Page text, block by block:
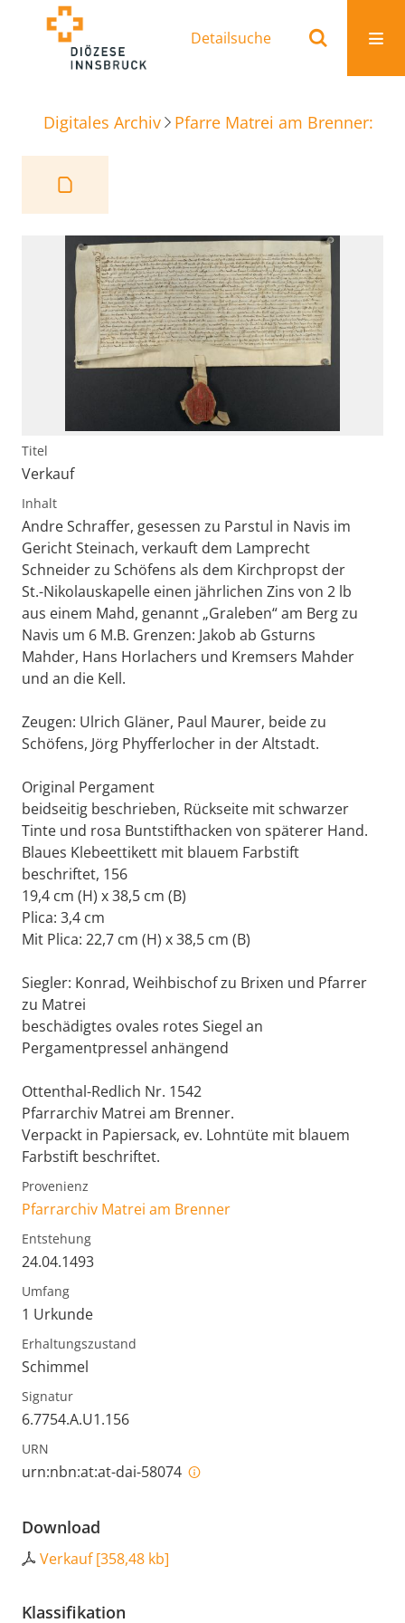
Detailsuche
Digitales Archiv Pfarre Matrei am Brenner:
Titel
Verkauf
Inhalt
Andre Schraffer, gesessen zu Parstul in Navis im
Gericht Steinach, verkauft dem Lamprecht
Schneider zu Schöfens als dem Kirchpropst der
St.-Nikolauskapelle einen jährlichen Zins von 2 lb
aus einem Mahd, genannt „Graleben“ am Berg zu
Navis um 6 M.B. Grenzen: Jakob ab Gsturns
Mahder, Hans Horlachers und Kremsers Mahder
und an die Kell.
Zeugen: Ulrich Gläner, Paul Maurer, beide zu
Schöfens, Jörg Phyfferlocher in der Altstadt.
Original Pergament
beidseitig beschrieben, Rückseite mit schwarzer
Tinte und rosa Buntstifthacken von späterer Hand.
Blaues Klebeettikett mit blauem Farbstift
beschriftet, 156
19,4 cm (H) x 38,5 cm (B)
Plica: 3,4 cm
Mit Plica: 22,7 cm (H) x 38,5 cm (B)
Siegler: Konrad, Weihbischof zu Brixen und Pfarrer
zu Matrei
beschädigtes ovales rotes Siegel an
Pergamentpressel anhängend
Ottenthal-Redlich Nr. 1542
Pfarrarchiv Matrei am Brenner.
Verpackt in Papiersack, ev. Lohntüte mit blauem
Farbstift beschriftet.
Provenienz
Pfarrarchiv Matrei am Brenner
Entstehung
24.04.1493
Umfang
1 Urkunde
Erhaltungszustand
Schimmel
Signatur
6.7754.A.U1.156
URN
urn:nbn:at:at-dai-58074
Download
Verkauf[358,48 kb]
Klassifikation